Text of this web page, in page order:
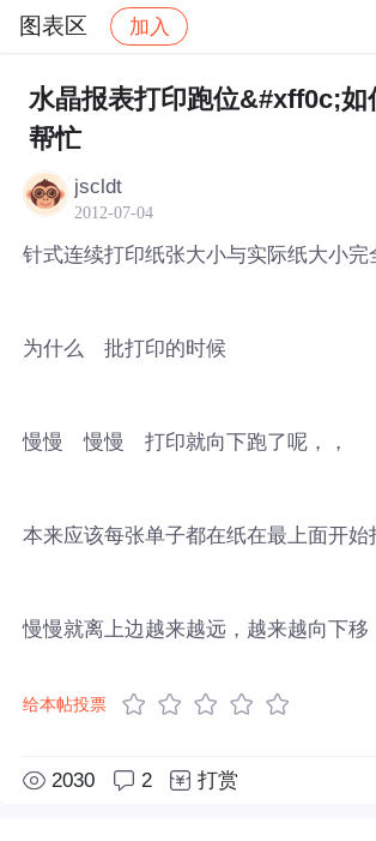
图表区 加入
社区 图表区 帖子详情
水晶报表打印跑位&#xff0c;如
帮忙
jscldt
2012-07-04
针式连续打印纸张大小与实际纸大小完
为什么 批打印的时候
慢慢 慢慢 打印就向下跑了呢，，
本来应该每张单子都在纸在最上面开始
慢慢就离上边越来越远，越来越向下移
给本帖投票
2030 2 打赏